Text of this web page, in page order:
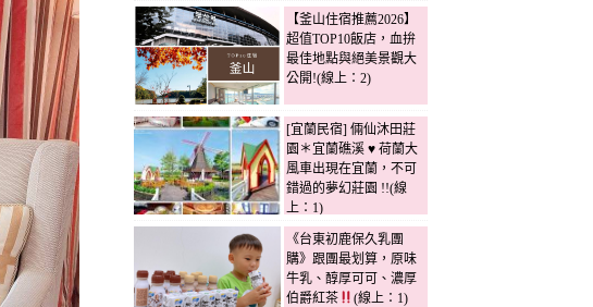
【釜山住宿推薦2026】
超值TOP10飯店，血拚
最佳地點與絕美景觀大
公開!(線上：2)
[宜蘭民宿] 倆仙沐田莊
園＊宜蘭礁溪 ♥ 荷蘭大
風車出現在宜蘭，不可
錯過的夢幻莊園 !!(線
上：1)
《台東初鹿保久乳團
購》跟團最划算，原味
牛乳、醇厚可可、濃厚
伯爵紅茶
(線上：1)